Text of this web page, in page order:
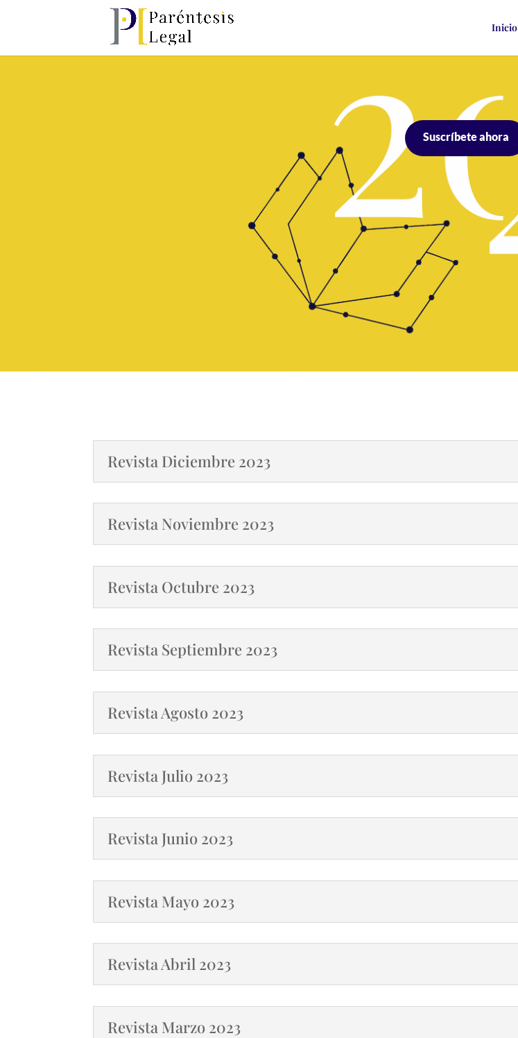
Inicio
Suscríbete ahora
Revista Diciembre 2023
Revista Noviembre 2023
Revista Octubre 2023
Revista Septiembre 2023
Revista Agosto 2023
Revista Julio 2023
Revista Junio 2023
Revista Mayo 2023
Revista Abril 2023
Revista Marzo 2023